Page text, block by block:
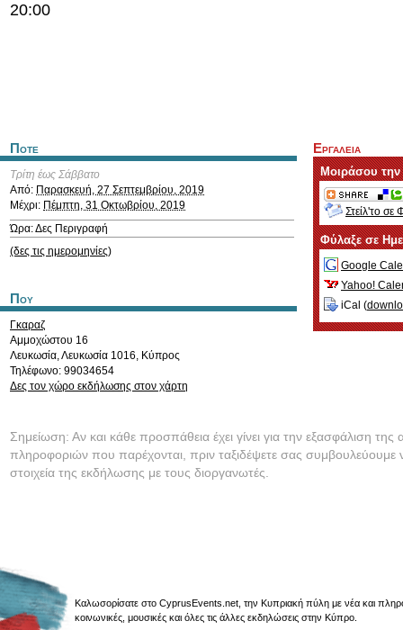
20:00
Ποτε
Τρίτη έως Σάββατο
Από: Παρασκευή, 27 Σεπτεμβρίου, 2019
Μέχρι: Πέμπτη, 31 Οκτωβρίου, 2019
Ώρα: Δες Περιγραφή
(δες τις ημερομηνίες)
Που
Γκαραζ
Αμμοχώστου 16
Λευκωσία,Λευκωσία 1016, Κύπρος
Τηλέφωνο: 99034654
Δες τον χώρο εκδήλωσης στον χάρτη
Εργαλεια
Μοιράσου
Στείλ'το σε
Φύλαξε σε
Google
Yahoo!
iCal (
Σημείωση: Αν και κάθε προσπάθεια έχει γίνει για την εξασφάλιση της
πληροφοριών που παρέχονται, πριν ταξιδέψετε σας συμβουλεύουμε
στοιχεία της εκδήλωσης με τους διοργανωτές.
Καλωσορίσατε στο CyprusEvents.net, την Κυπριακή πύλη με νέα και
κοινωνικές, μουσικές και όλες τις άλλες εκδηλώσεις στην Κύπρο.